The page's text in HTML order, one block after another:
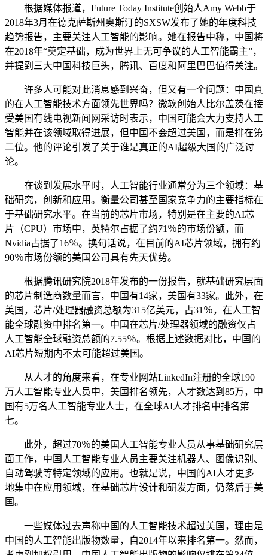
根据媒体报道，Future Today Institute创始人Amy Webb于
2018年3月在德克萨斯州奥斯汀的SXSW发布了她的年度科技
趋势报告，主要关注人工智能的影响。她在报告中称，中国将
在2018年“奠定基础，成为世界上无可争议的人工智能霸主”，
并提到三大中国科技巨头，腾讯、百度和阿里巴巴值得关注。
许多人可能对此消息感到兴奋，但又有一个问题：中国真
的在人工智能技术方面领先世界吗？微软创始人比尔盖茨在接
受美国有线电视新闻网采访时表示，中国可能会大力支持人工
智能并在该领域取得进展，但中国不会超过美国，而是排在第
二位。他的评论引发了关于谁是真正的AI超级大国的广泛讨
论。
在谈到发展水平时，人工智能行业通常分为三个领域：基
础研究，创新和应用。衡量公司甚至国家竞争力的主要指标在
于基础研究水平。在当前的芯片市场，特别是在主要的AI芯
片（CPU）市场中，英特尔占据了约71％的市场份额，而
Nvidia占据了16％。换句话说，在目前的AI芯片领域，拥有约
90％市场份额的美国公司具有先天优势。
根据腾讯研究院2018年发布的一份报告，就基础研究层面
的芯片制造商数量而言，中国有14家，美国有33家。此外，在
美国，芯片/处理器融资总额为315亿美元，占31％，在人工智
能全球融资中排名第一。中国在芯片/处理器领域的融资仅占
人工智能全球融资总额的7.55％。根据上述数据对比，中国的
AI芯片短期内不太可能超过美国。
从人才的角度来看，在专业网站LinkedIn注册的全球190
万人工智能专业人员中，美国排名领先，人才数达到85万，中
国有5万名人工智能专业人士，在全球AI人才排名中排名第
七。
此外，超过70％的美国人工智能专业人员从事基础研究层
面工作，中国人工智能专业人员主要关注机器人、图像识别、
自动驾驶等特定领域的应用。也就是说，中国的AI人才更多
地集中在应用领域，在基础芯片设计和研发方面，仍落后于美
国。
一些媒体过去声称中国的人工智能技术超过美国，理由是
中国的人工智能出版物数量，自2014年以来排名第一。然而，